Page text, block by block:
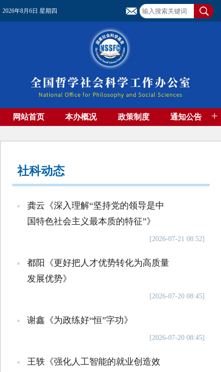
2026年8月6日 星期四
网站首页 本办概况 政策制度 通知公告 +
社科动态
龚云《深入理解“坚持党的领导是中
国特色社会主义最本质的特征”》
[2026-07-21 08:52]
都阳《更好把人才优势转化为高质量
发展优势》
[2026-07-20 08:45]
谢鑫《为政练好“恒”字功》
[2026-07-20 08:45]
王轶《强化人工智能的就业创造效